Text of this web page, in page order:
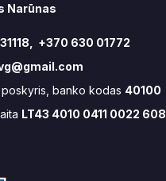
Narūnas
+370 630 01772
banko kodas 40100
LT43 4010 0411 0022 608